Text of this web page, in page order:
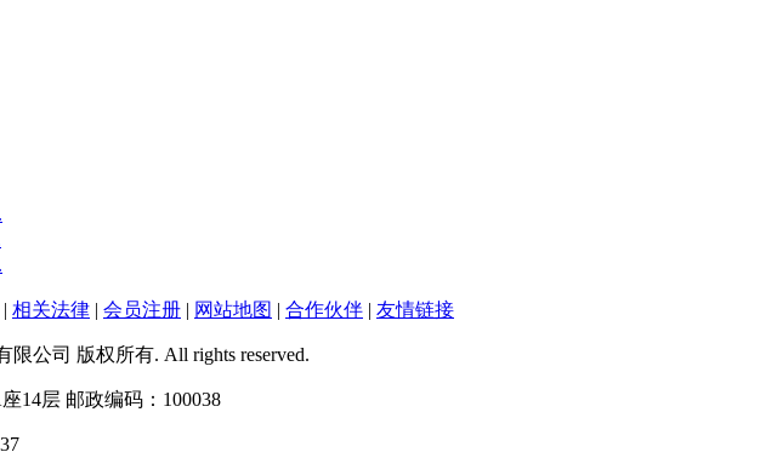
| 相关法律 | 会员注册 | 网站地图 | 合作伙伴 | 友情链接
公司 版权所有. All rights reserved.
14层 邮政编码：100038